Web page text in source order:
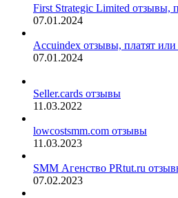
First Strategic Limited отзывы,
07.01.2024
Accuindex отзывы, платят или
07.01.2024
Seller.cards отзывы
11.03.2022
lowcostsmm.com отзывы
11.03.2023
SMM Агенство PRtut.ru
07.02.2023